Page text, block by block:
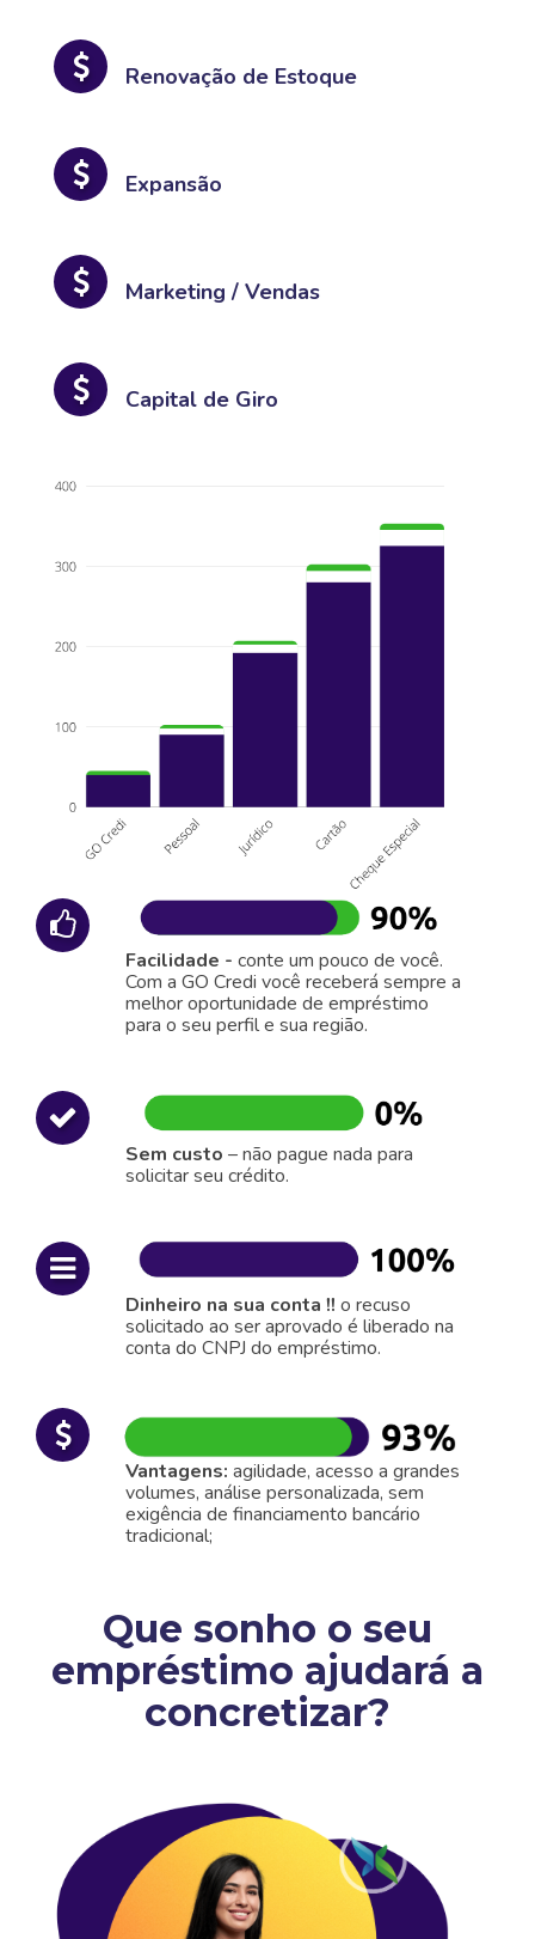
Renovação de Estoque
Expansão
Marketing / Vendas
Capital de Giro
Facilidade - conte um pouco de você.
Com a GO Credi você receberá sempre a
melhor oportunidade de empréstimo
para o seu perfil e sua região.
Sem custo – não pague nada para
solicitar seu crédito.
Dinheiro na sua conta !! o recuso
solicitado ao ser aprovado é liberado na
conta do CNPJ do empréstimo.
Vantagens: agilidade, acesso a grandes
volumes, análise personalizada, sem
exigência de financiamento bancário
tradicional;
Que sonho o seu
empréstimo ajudará a
concretizar?